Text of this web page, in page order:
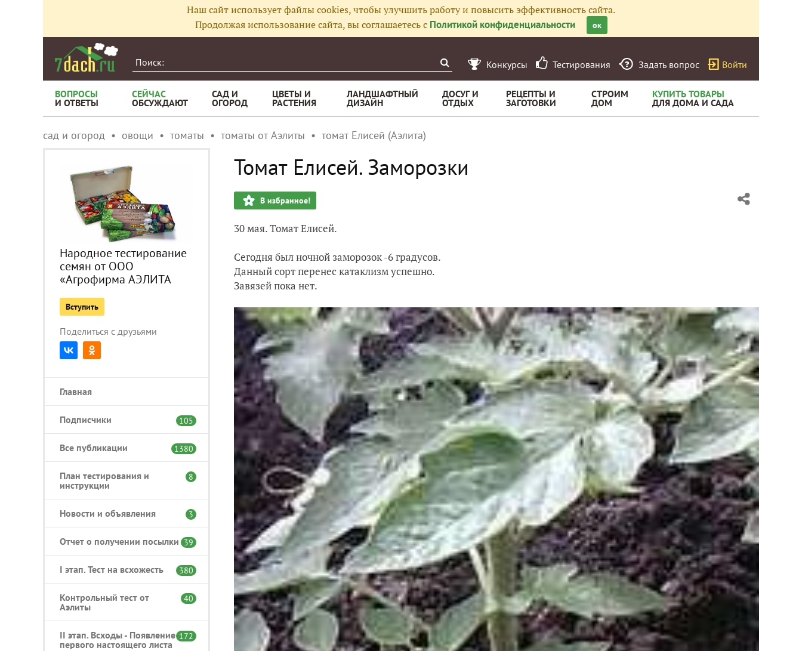
Наш сайт использует файлы cookies, чтобы улучшить работу и повысить эффективность сайта.
Продолжая использование сайта, вы соглашаетесь с Политикой конфиденциальности ок
Конкурсы Тестирования Задать вопрос Войти
ВОПРОСЫ
И ОТВЕТЫ
СЕЙЧАС
ОБСУЖДАЮТ
САД И
ОГОРОД
ЦВЕТЫ И
РАСТЕНИЯ
ЛАНДШАФТНЫЙ
ДИЗАЙН
ДОСУГ И
ОТДЫХ
РЕЦЕПТЫ И
ЗАГОТОВКИ
СТРОИМ
ДОМ
КУПИТЬ ТОВАРЫ
ДЛЯ ДОМА И САДА
сад и огород овощи томаты томаты от Аэлиты томат Елисей (Аэлита)
Народное тестирование
семян от ООО
«Агрофирма АЭЛИТА
Вступить
Поделиться с друзьями
Главная
Подписчики 105
Все публикации 1380
План тестирования и
инструкции
8
Новости и объявления 3
Отчет о получении посылки 39
I этап. Тест на всхожесть 380
Контрольный тест от
Аэлиты
40
II этап. Всходы - Появление
первого настоящего листа
172
Томат Елисей. Заморозки
В избранное!
30 мая. Томат Елисей.
Cегодня был ночной заморозок -6 градусов.
Данный сорт перенес катаклизм успешно.
Завязей пока нет.